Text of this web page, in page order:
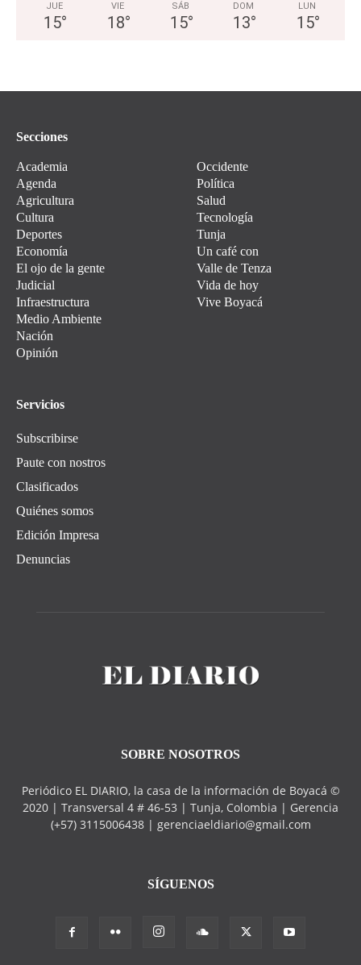
JUE
15°
VIE
18°
SÁB
15°
DOM
13°
LUN
15°
Secciones
Academia
Agenda
Agricultura
Cultura
Deportes
Economía
El ojo de la gente
Judicial
Infraestructura
Medio Ambiente
Nación
Opinión
Occidente
Política
Salud
Tecnología
Tunja
Un café con
Valle de Tenza
Vida de hoy
Vive Boyacá
Servicios
Subscribirse
Paute con nostros
Clasificados
Quiénes somos
Edición Impresa
Denuncias
SOBRE NOSOTROS
Periódico EL DIARIO, la casa de la información de Boyacá ©
2020 | Transversal 4 # 46-53 | Tunja, Colombia | Gerencia
(+57) 3115006438 | gerenciaeldiario@gmail.com
SÍGUENOS